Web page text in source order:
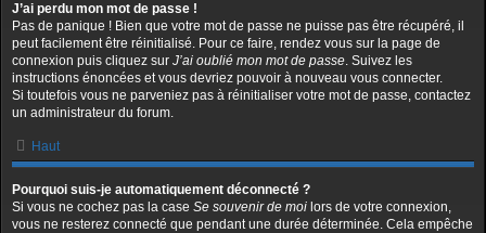
J’ai perdu mon mot de passe !
Pas de panique ! Bien que votre mot de passe ne puisse pas être récupéré, il
peut facilement être réinitialisé. Pour ce faire, rendez vous sur la page de
connexion puis cliquez sur J’ai oublié mon mot de passe. Suivez les
instructions énoncées et vous devriez pouvoir à nouveau vous connecter.
Si toutefois vous ne parveniez pas à réinitialiser votre mot de passe, contactez
un administrateur du forum.
Haut
Pourquoi suis-je automatiquement déconnecté ?
Si vous ne cochez pas la case Se souvenir de moi lors de votre connexion,
vous ne resterez connecté que pendant une durée déterminée. Cela empêche